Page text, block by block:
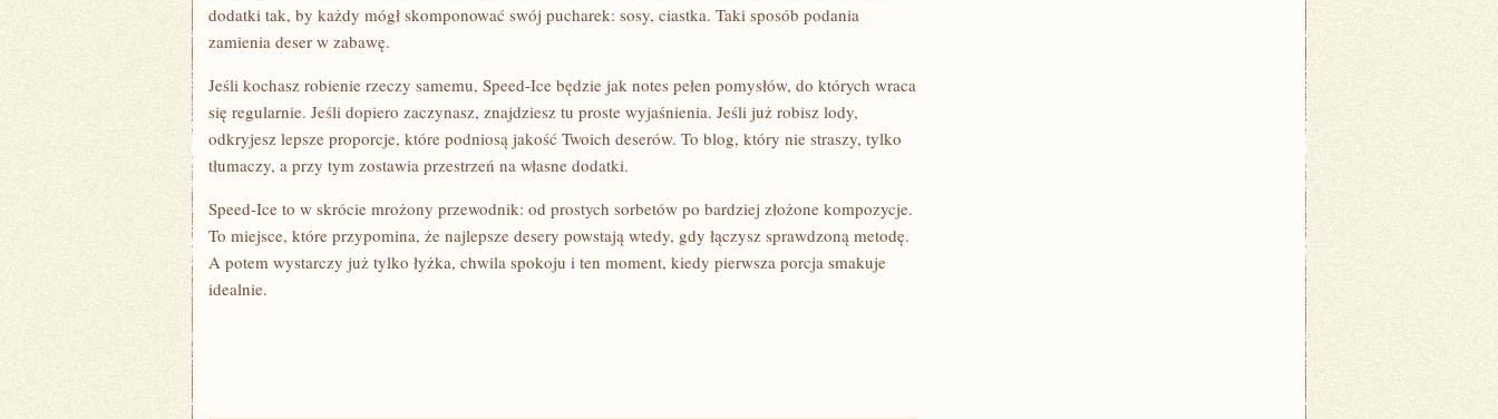
dodatki tak, by każdy mógł skomponować swój pucharek: sosy, ciastka. Taki sposób podania
zamienia deser w zabawę.
Jeśli kochasz robienie rzeczy samemu, Speed-Ice będzie jak notes pełen pomysłów, do których wraca
się regularnie. Jeśli dopiero zaczynasz, znajdziesz tu proste wyjaśnienia. Jeśli już robisz lody,
odkryjesz lepsze proporcje, które podniosą jakość Twoich deserów. To blog, który nie straszy, tylko
tłumaczy, a przy tym zostawia przestrzeń na własne dodatki.
Speed-Ice to w skrócie mrożony przewodnik: od prostych sorbetów po bardziej złożone kompozycje.
To miejsce, które przypomina, że najlepsze desery powstają wtedy, gdy łączysz sprawdzoną metodę.
A potem wystarczy już tylko łyżka, chwila spokoju i ten moment, kiedy pierwsza porcja smakuje
idealnie.